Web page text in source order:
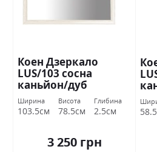
Коен Дзеркало
LUS/103 сосна
каньйон/дуб
корабельний БРВ
Україна
Ширина
103.5см
Висота
78.5см
Глибина
2.5см
3 250 грн